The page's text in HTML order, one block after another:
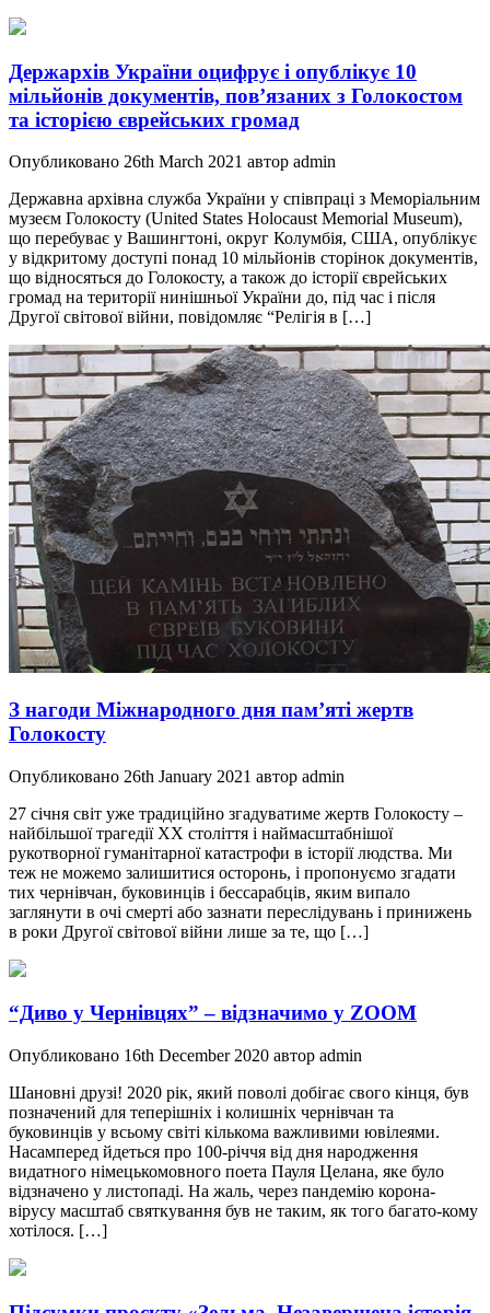
Держархів України оцифрує і опублікує 10
мільйонів документів, пов’язаних з Голокостом
та історією єврейських громад
Опубликовано 26th March 2021 автор admin
Державна архівна служба України у співпраці з Меморіальним
музеєм Голокосту (United States Holocaust Memorial Museum),
що перебуває у Вашингтоні, округ Колумбія, США, опублікує
у відкритому доступі понад 10 мільйонів сторінок документів,
що відносяться до Голокосту, а також до історії єврейських
громад на території нинішньої України до, під час і після
Другої світової війни, повідомляє “Релігія в […]
З нагоди Міжнародного дня пам’яті жертв
Голокосту
Опубликовано 26th January 2021 автор admin
27 січня світ уже традиційно згадуватиме жертв Голокосту –
найбільшої трагедії ХХ століття і наймасштабнішої
рукотворної гуманітарної катастрофи в історії людства. Ми
теж не можемо залишитися осторонь, і пропонуємо згадати
тих чернівчан, буковинців і бессарабців, яким випало
заглянути в очі смерті або зазнати переслідувань і принижень
в роки Другої світової війни лише за те, що […]
“Диво у Чернівцях” – відзначимо у ZOOM
Опубликовано 16th December 2020 автор admin
Шановні друзі! 2020 рік, який поволі добігає свого кінця, був
позначений для теперішніх і колишніх чернівчан та
буковинців у всьому світі кількома важливими ювілеями.
Насамперед йдеться про 100-річчя від дня народження
видатного німецькомовного поета Пауля Целана, яке було
відзначено у листопаді. На жаль, через пандемію корона-
вірусу масштаб святкування був не таким, як того багато-кому
хотілося. […]